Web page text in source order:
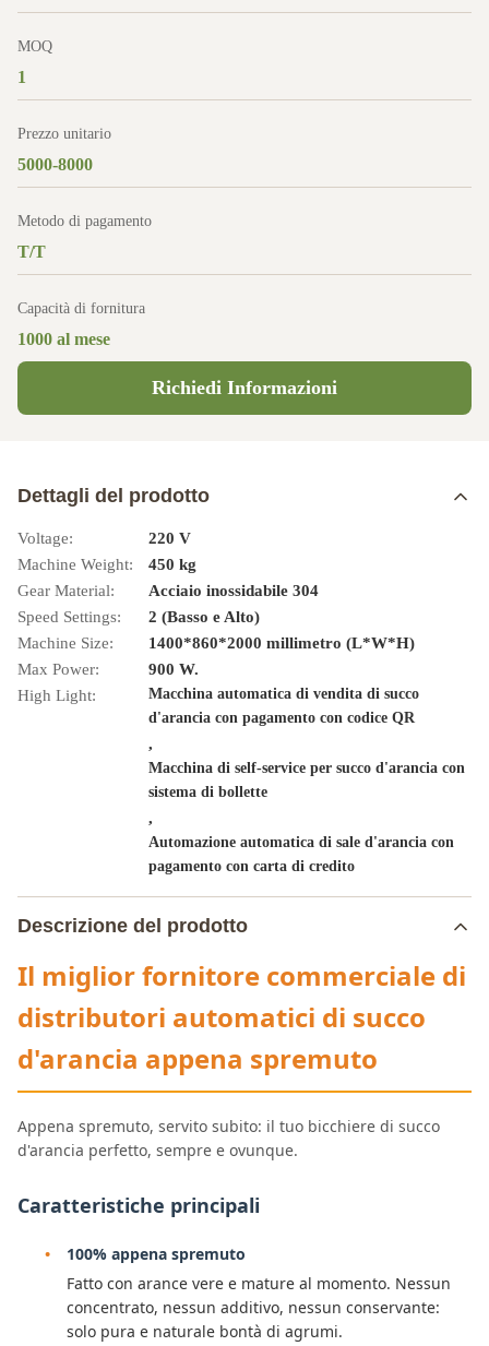
MOQ
1
Prezzo unitario
5000-8000
Metodo di pagamento
T/T
Capacità di fornitura
1000 al mese
Richiedi Informazioni
Dettagli del prodotto
Voltage:
220 V
Machine Weight:
450 kg
Gear Material:
Acciaio inossidabile 304
Speed Settings:
2 (Basso e Alto)
Machine Size:
1400*860*2000 millimetro (L*W*H)
Max Power:
900 W.
High Light:
Macchina automatica di vendita di succo
d'arancia con pagamento con codice QR
,
Macchina di self-service per succo d'arancia con
sistema di bollette
,
Automazione automatica di sale d'arancia con
pagamento con carta di credito
Descrizione del prodotto
Il miglior fornitore commerciale di
distributori automatici di succo
d'arancia appena spremuto
Appena spremuto, servito subito: il tuo bicchiere di succo
d'arancia perfetto, sempre e ovunque.
Caratteristiche principali
100% appena spremuto
Fatto con arance vere e mature al momento. Nessun
concentrato, nessun additivo, nessun conservante:
solo pura e naturale bontà di agrumi.